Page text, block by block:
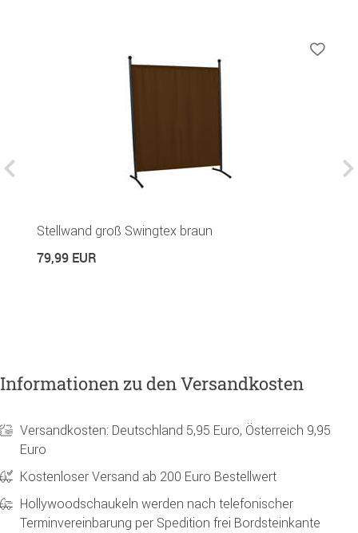
Stellwand groß Swingtex braun
79,99 EUR
Informationen zu den Versandkosten
Versandkosten: Deutschland 5,95 Euro, Österreich 9,95
Euro
Kostenloser Versand ab 200 Euro Bestellwert
Hollywoodschaukeln werden nach telefonischer
Terminvereinbarung per Spedition frei Bordsteinkante